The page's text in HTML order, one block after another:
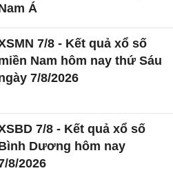
Á
7/8 - Kết quả xổ số
Nam hôm nay thứ Sáu
7/8/2026
7/8 - Kết quả xổ số
Dương hôm nay
8/2026